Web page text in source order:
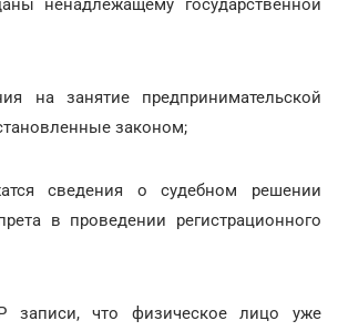
ненадлежащему государственной
на занятие предпринимательской
законом;
сведения о судебном решении
в проведении регистрационного
записи, что физическое лицо уже